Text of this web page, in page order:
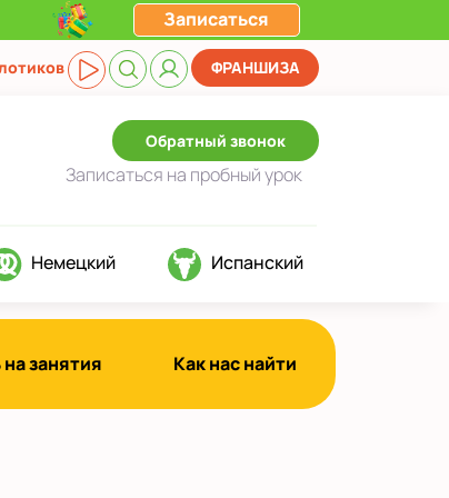
Записаться
ФРАНШИЗА
Обратный звонок
Записаться на пробный урок
Немецкий Испанский
занятия Как нас найти